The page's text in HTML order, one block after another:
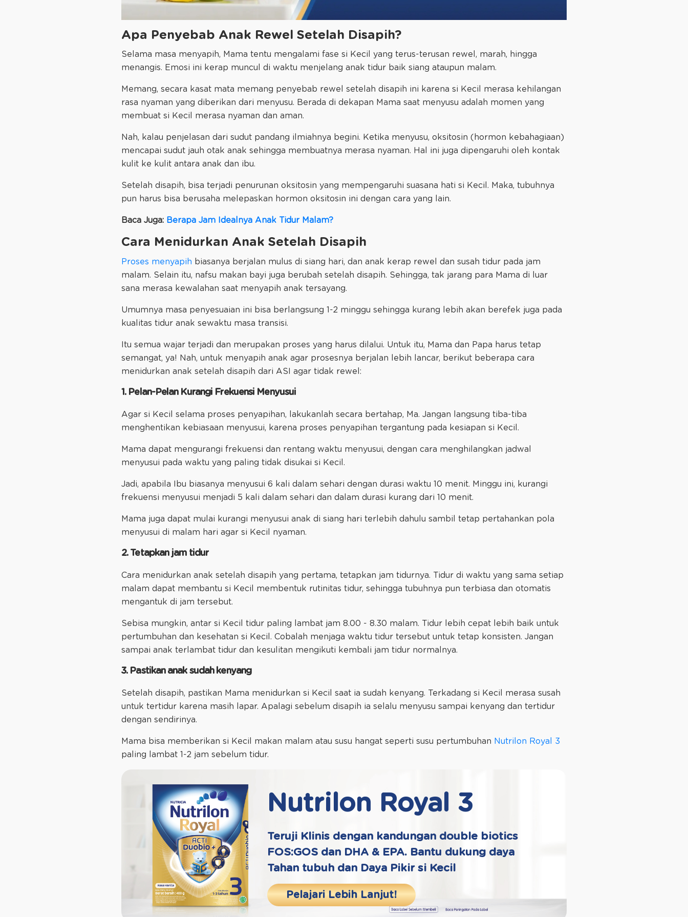
Apa Penyebab Anak Rewel Setelah Disapih? ​​​​​​​
Selama masa menyapih, Mama tentu mengalami fase si Kecil yang terus-terusan rewel, marah, hingga
menangis. Emosi ini kerap muncul di waktu menjelang anak tidur baik siang ataupun malam.
Memang, secara kasat mata memang penyebab rewel setelah disapih ini karena si Kecil merasa kehilangan
rasa nyaman yang diberikan dari menyusu. Berada di dekapan Mama saat menyusu adalah momen yang
membuat si Kecil merasa nyaman dan aman.
Nah, kalau penjelasan dari sudut pandang ilmiahnya begini. Ketika menyusu, oksitosin (hormon kebahagiaan)
mencapai sudut jauh otak anak sehingga membuatnya merasa nyaman. Hal ini juga dipengaruhi oleh kontak
kulit ke kulit antara anak dan ibu.
Setelah disapih, bisa terjadi penurunan oksitosin yang mempengaruhi suasana hati si Kecil. Maka, tubuhnya
pun harus bisa berusaha melepaskan hormon oksitosin ini dengan cara yang lain.
Baca Juga: Berapa Jam Idealnya Anak Tidur Malam?
Cara Menidurkan Anak Setelah Disapih
Proses menyapih biasanya berjalan mulus di siang hari, dan anak kerap rewel dan susah tidur pada jam
malam. Selain itu, nafsu makan bayi juga berubah setelah disapih. Sehingga, tak jarang para Mama di luar
sana merasa kewalahan saat menyapih anak tersayang.
Umumnya masa penyesuaian ini bisa berlangsung 1-2 minggu sehingga kurang lebih akan berefek juga pada
kualitas tidur anak sewaktu masa transisi.
Itu semua wajar terjadi dan merupakan proses yang harus dilalui. Untuk itu, Mama dan Papa harus tetap
semangat, ya! Nah, untuk menyapih anak agar prosesnya berjalan lebih lancar, berikut beberapa cara
menidurkan anak setelah disapih dari ASI agar tidak rewel:
1. Pelan-Pelan Kurangi Frekuensi Menyusui
Agar si Kecil selama proses penyapihan, lakukanlah secara bertahap, Ma. Jangan langsung tiba-tiba
menghentikan kebiasaan menyusui, karena proses penyapihan tergantung pada kesiapan si Kecil.
Mama dapat mengurangi frekuensi dan rentang waktu menyusui, dengan cara menghilangkan jadwal
menyusui pada waktu yang paling tidak disukai si Kecil.
Jadi, apabila Ibu biasanya menyusui 6 kali dalam sehari dengan durasi waktu 10 menit. Minggu ini, kurangi
frekuensi menyusui menjadi 5 kali dalam sehari dan dalam durasi kurang dari 10 menit.
Mama juga dapat mulai kurangi menyusui anak di siang hari terlebih dahulu sambil tetap pertahankan pola
menyusui di malam hari agar si Kecil nyaman.
2. Tetapkan jam tidur
Cara menidurkan anak setelah disapih yang pertama, tetapkan jam tidurnya. Tidur di waktu yang sama setiap
malam dapat membantu si Kecil membentuk rutinitas tidur, sehingga tubuhnya pun terbiasa dan otomatis
mengantuk di jam tersebut.
Sebisa mungkin, antar si Kecil tidur paling lambat jam 8.00 - 8.30 malam. Tidur lebih cepat lebih baik untuk
pertumbuhan dan kesehatan si Kecil. Cobalah menjaga waktu tidur tersebut untuk tetap konsisten. Jangan
sampai anak terlambat tidur dan kesulitan mengikuti kembali jam tidur normalnya.
3. Pastikan anak sudah kenyang
Setelah disapih, pastikan Mama menidurkan si Kecil saat ia sudah kenyang. Terkadang si Kecil merasa susah
untuk tertidur karena masih lapar. Apalagi sebelum disapih ia selalu menyusu sampai kenyang dan tertidur
dengan sendirinya.
Mama bisa memberikan si Kecil makan malam atau susu hangat seperti susu pertumbuhan Nutrilon Royal 3
paling lambat 1-2 jam sebelum tidur.
Nutrilon Royal 3
Teruji Klinis dengan kandungan double biotics
FOS:GOS dan DHA & EPA. Bantu dukung daya
Tahan tubuh dan Daya Pikir si Kecil
Pelajari Lebih Lanjut!